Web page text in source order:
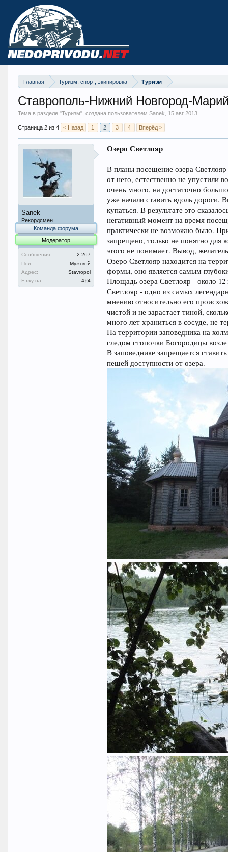
Главная Туризм, спорт, экипировка Туризм
Ставрополь-Нижний Новгород-
Тема в разделе "Туризм", создана пользователем Sanek, 15 авг 2013.
Страница 2 из 4 < Назад 1 2 3 4 Вперёд >
Sanek
Рекордсмен
Команда форума
Модератор
Сообщения:
2.267
Пол:
Мужской
Адрес:
Stavropol
Езжу на:
4}{4
Озеро Светлояр
В планы посещение озера
от него, естественно не упустили
очень много, на достаточно
уже начали ставить вдоль дороги.
купаться. В результате это
негативный момент на время
практически не возможно было.
запрещено, только не понятно для
этого не понимает. Вывод,
Озеро Светлояр находится на
формы, оно является самым
Площадь озера Светлояр - около
Светлояр - одно из самых
мнению относительно его
чистой и не зарастает тиной,
много лет храниться в сосуде, не
На территории заповедника на
следом стопочки Богородицы
В заповеднике запрещается
пешей доступности от озера.